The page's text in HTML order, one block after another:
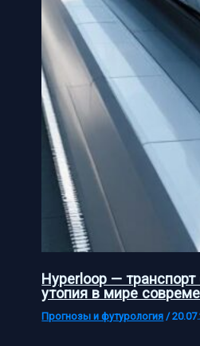
Hyperloop —
утопия в мире
Прогнозы и футурология /